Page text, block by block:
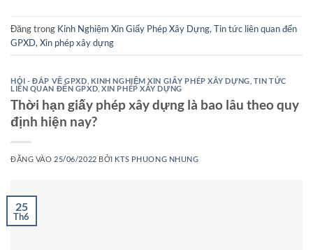
Đăng trong Kinh Nghiệm Xin Giấy Phép Xây Dựng, Tin tức liên quan đến
GPXD, Xin phép xây dựng
HỎI - ĐÁP VỀ GPXD KINH NGHIỆM XIN GIẤY PHÉP XÂY DỰNG TIN TỨC
LIÊN QUAN ĐẾN GPXD ,XIN PHÉP XÂY DỰNG
Thời hạn giấy phép xây dựng là bao lâu theo quy
định hiện nay?
ĐĂNG VÀO 25/06/2022 BỞI KTS PHUONG NHUNG
25
Th6